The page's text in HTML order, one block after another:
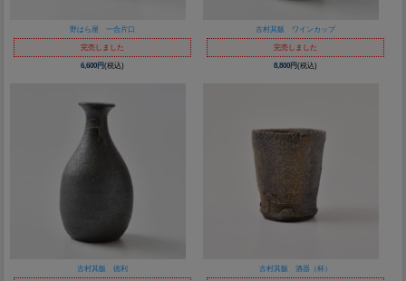
野はら屋 一合片口
完売しました
6,600円(税込)
古村其飯 ワインカップ
完売しました
8,800円(税込)
古村其飯 徳利 古村其飯 酒器（杯）